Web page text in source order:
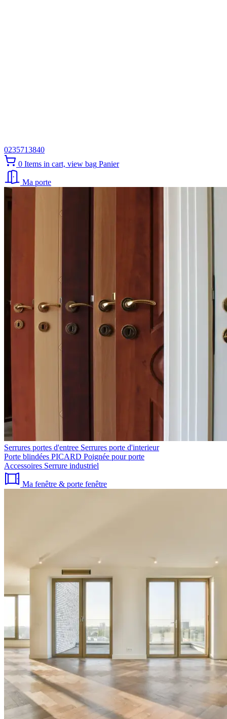
0235713840
0 Items in cart, view bag Panier
Ma porte
Serrures portes d'entree Serrures porte d'interieur
Porte blindées PICARD Poignée pour porte
Accessoires Serrure industriel
Ma fenêtre & porte fenêtre